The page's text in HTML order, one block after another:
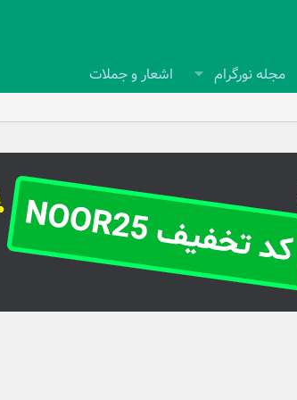
مجله نورگرام اشعار و جملات